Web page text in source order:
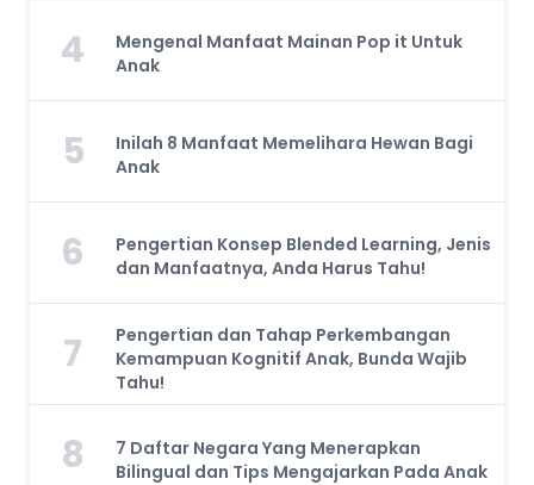
4
Mengenal Manfaat Mainan Pop it Untuk
Anak
5
Inilah 8 Manfaat Memelihara Hewan Bagi
Anak
6
Pengertian Konsep Blended Learning, Jenis
dan Manfaatnya, Anda Harus Tahu!
7
Pengertian dan Tahap Perkembangan
Kemampuan Kognitif Anak, Bunda Wajib
Tahu!
8
7 Daftar Negara Yang Menerapkan
Bilingual dan Tips Mengajarkan Pada Anak